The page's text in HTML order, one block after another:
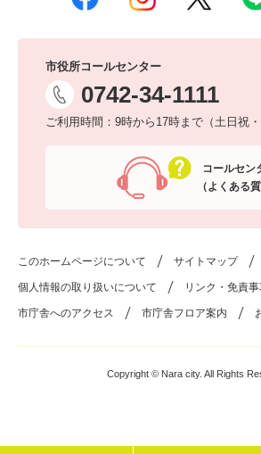
市役所コールセンター
0742-34-1111
ご利用時間：9時から17時まで（土日祝・
コールセン
（よくある質
このホームページについて サイトマップ
個人情報の取り扱いについて リンク・免責
市庁舎へのアクセス 市庁舎フロア案内
Copyright © Nara city. All Rights